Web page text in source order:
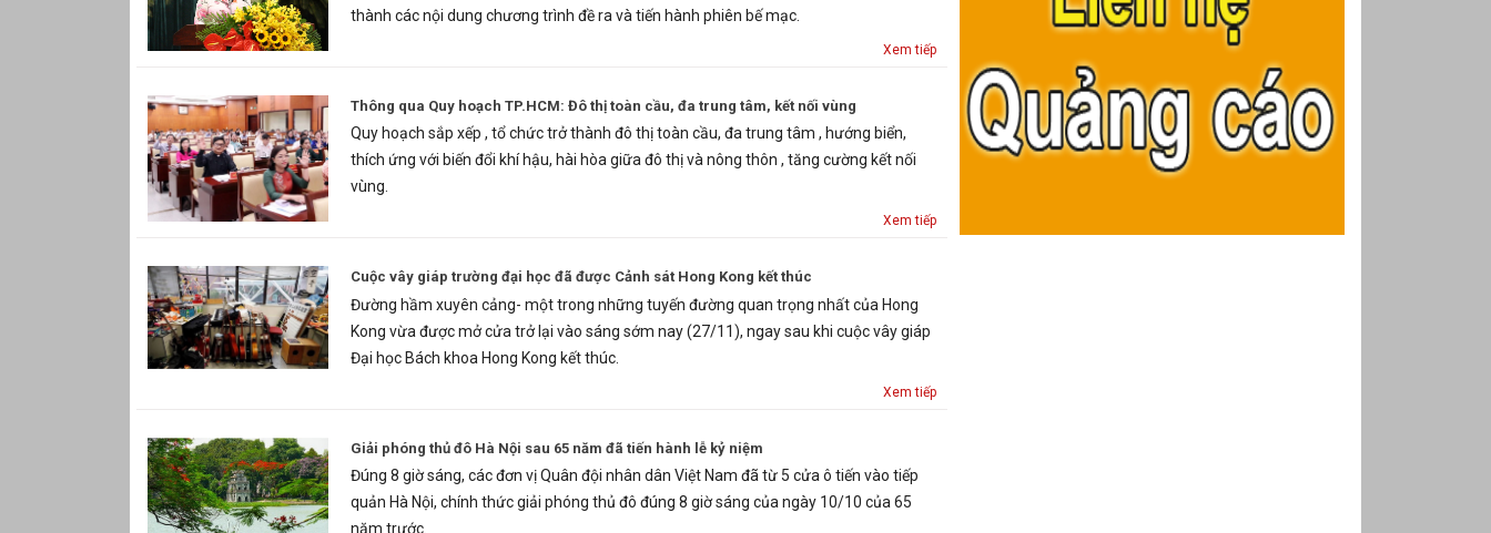
thành các nội dung chương trình đề ra và tiến hành phiên bế mạc.
Xem tiếp
Thông qua Quy hoạch TP.HCM: Đô thị toàn cầu, đa trung tâm, kết nối vùng
Quy hoạch sắp xếp , tổ chức trở thành đô thị toàn cầu, đa trung tâm , hướng biển,
thích ứng với biến đổi khí hậu, hài hòa giữa đô thị và nông thôn , tăng cường kết nối
vùng.
Xem tiếp
Cuộc vây giáp trường đại học đã được Cảnh sát Hong Kong kết thúc
Đường hầm xuyên cảng- một trong những tuyến đường quan trọng nhất của Hong
Kong vừa được mở cửa trở lại vào sáng sớm nay (27/11), ngay sau khi cuộc vây giáp
Đại học Bách khoa Hong Kong kết thúc.
Xem tiếp
Giải phóng thủ đô Hà Nội sau 65 năm đã tiến hành lễ kỷ niệm
Đúng 8 giờ sáng, các đơn vị Quân đội nhân dân Việt Nam đã từ 5 cửa ô tiến vào tiếp
quản Hà Nội, chính thức giải phóng thủ đô đúng 8 giờ sáng của ngày 10/10 của 65
năm trước.